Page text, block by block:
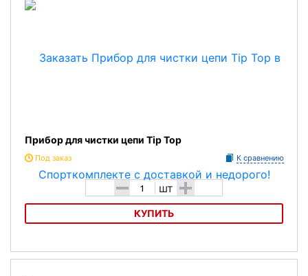
Прибор для чистки цепи Tip Top
Под заказ К сравнению
- шт +
КУПИТЬ
Прибор для чистки цепи Tip Top